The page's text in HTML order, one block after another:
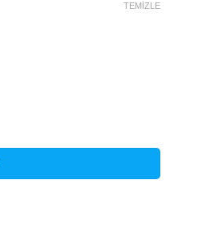
TEMIZLE